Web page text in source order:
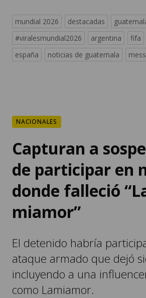
mundial 2026 destacadas
#viralesmundial2026
argentina fifa
españa
noticias de guatemala
NACIONALES
Capturan a
de participar en
donde falleció
miamor”
El detenido habría
ataque armado que dejó
incluyendo a una
como Lamiamor.